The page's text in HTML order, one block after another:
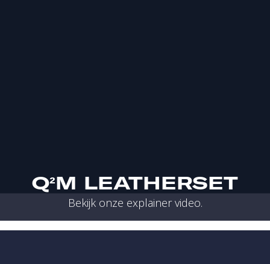
Q²M LEATHERSET
Bekijk onze explainer video.